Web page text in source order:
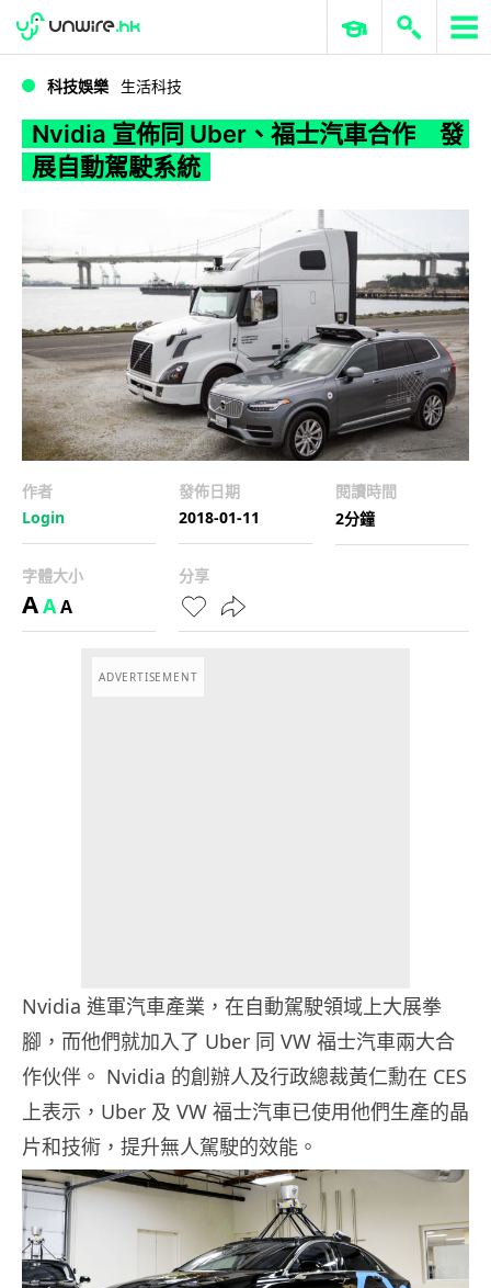
WWDC 2026 ERP 與商業 AI
科技娛樂 生活科技
Nvidia 宣佈同 Uber、福士汽車合作 發
展自動駕駛系統
作者
Login
發佈日期
2018-01-11
閱讀時間
2分鐘
字體大小
AAA
分享
ADVERTISEMENT
Nvidia 進軍汽車產業，在自動駕駛領域上大展拳
腳，而他們就加入了 Uber 同 VW 福士汽車兩大合
作伙伴。 Nvidia 的創辦人及行政總裁黃仁勳在 CES
上表示，Uber 及 VW 福士汽車已使用他們生產的晶
片和技術，提升無人駕駛的效能。